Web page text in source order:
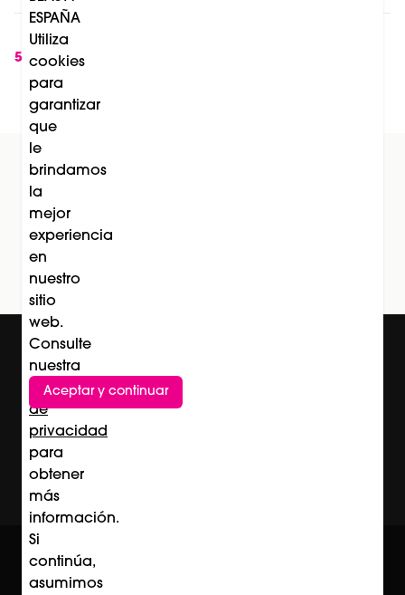
5
Soleil de La Biosthétique: el lanzamiento que
transforma la protección solar en una
experiencia de belleza
ESPAÑA
Utiliza
cookies
para
garantizar
que
le
brindamos
la
mejor
experiencia
en
nuestro
sitio
web.
Consulte
nuestra
Política
de
privacidad
para
obtener
más
información.
Si
continúa,
asumimos
Aceptar y continuar